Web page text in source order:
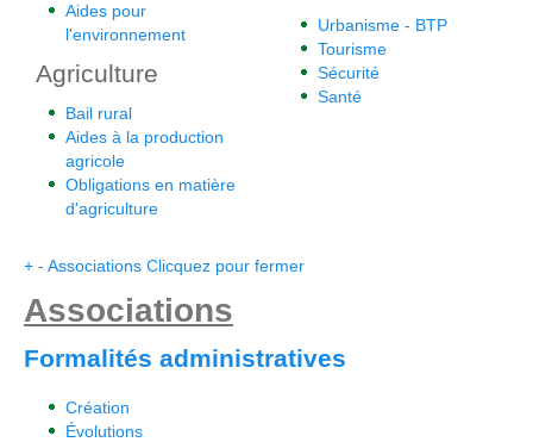
Aides pour
l'environnement
Agriculture
Bail rural
Aides à la production
agricole
Obligations en matière
d'agriculture
Urbanisme - BTP
Tourisme
Sécurité
Santé
+ - Associations Clicquez pour fermer
Associations
Formalités administratives
Création
Évolutions